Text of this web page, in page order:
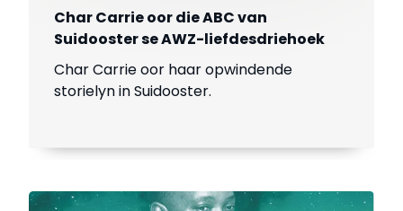
Char Carrie oor die ABC van
Suidooster se AWZ-liefdesdriehoek
Char Carrie oor haar opwindende
storielyn in Suidooster.